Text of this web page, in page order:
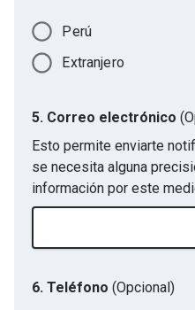
Perú
Extranjero
5. Correo electrónico
Esto permite enviarte
se necesita alguna
información por este
6. Teléfono (Opcional)